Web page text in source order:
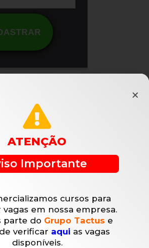
ATENÇÃO
Importante
cursos para
vagas em nossa empresa.
parte do Grupo Tactus e
verificar aqui as vagas
disponíveis.